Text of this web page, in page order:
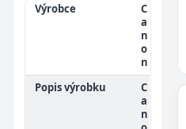
Výrobce
C
a
n
o
n
Popis výrobku
C
a
n